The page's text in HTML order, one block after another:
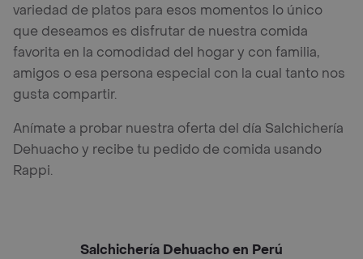
variedad de platos para esos momentos lo único
que deseamos es disfrutar de nuestra comida
favorita en la comodidad del hogar y con familia,
amigos o esa persona especial con la cual tanto nos
gusta compartir.
Anímate a probar nuestra oferta del día Salchichería
Dehuacho y recibe tu pedido de comida usando
Rappi.
Salchichería Dehuacho en Perú